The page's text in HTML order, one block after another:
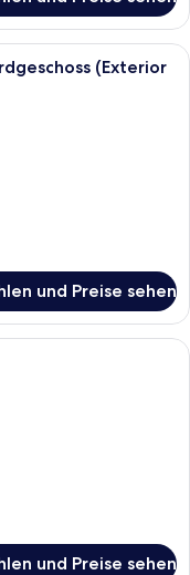
mit zwei Betten,
(Exterior
und Preise sehen
mit Bett,
und Preise sehen